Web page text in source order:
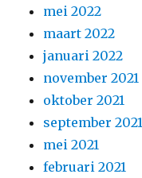
mei 2022
maart 2022
januari 2022
november 2021
oktober 2021
september 2021
mei 2021
februari 2021